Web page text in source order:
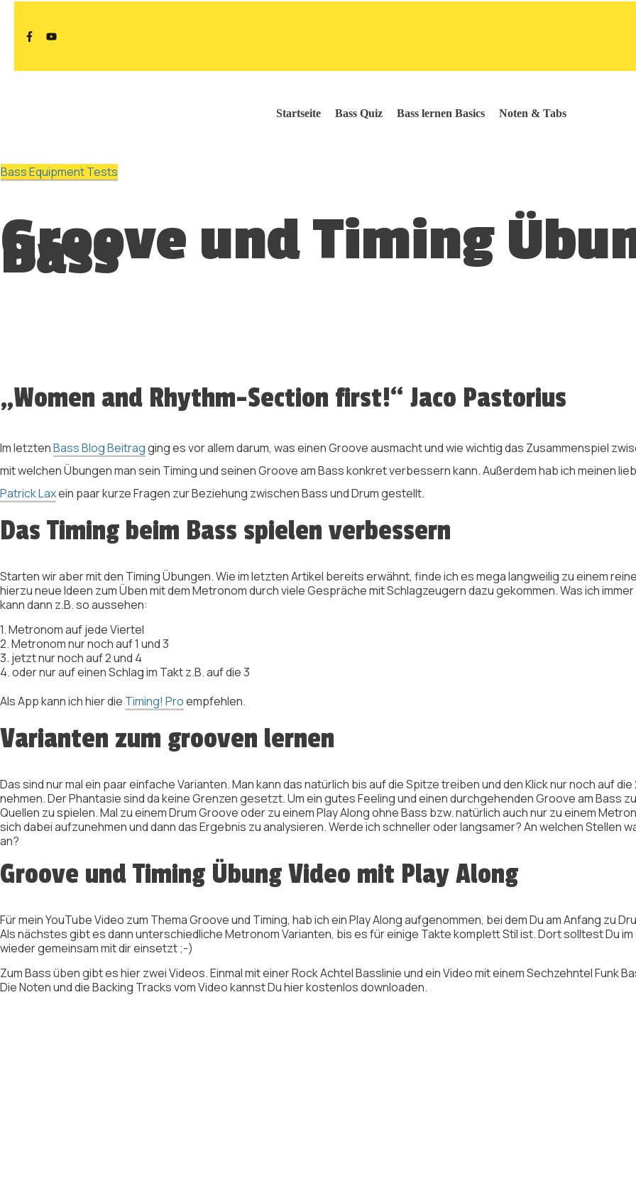
Startseite Bass Quiz Bass lernen Basics Noten & Tabs
Bass Equipment Tests
Groove und Timing
Bass
„Women and Rhythm-Section first!“ Jaco Pastorius
Im letztenBass Blog Beitragging es vor allem darum, was einen Groove ausmacht und wie wichtig das Zusammenspiel
mit welchen Übungen man sein Timing und seinen Groove am Bass konkret verbessern kann. Außerdem hab ich meinen
Patrick Laxein paar kurze Fragen zur Beziehung zwischen Bass und Drum gestellt.
Das Timing beim Bass spielen verbessern
Starten wir aber mit den Timing Übungen. Wie im letzten Artikel bereits erwähnt, finde ich es mega langweilig zu einem
hierzu neue Ideen zum Üben mit dem Metronom durch viele Gespräche mit Schlagzeugern dazu gekommen. Was ich
kann dann z.B. so aussehen:
1. Metronom auf jede Viertel
2. Metronom nur noch auf 1 und 3
3. jetzt nur noch auf 2 und 4
4. oder nur auf einen Schlag im Takt z.B. auf die 3
Als App kann ich hier die Timing! Proempfehlen.
Varianten zum grooven lernen
Das sind nur mal ein paar einfache Varianten. Man kann das natürlich bis auf die Spitze treiben und den Klick nur noch auf
nehmen. Der Phantasie sind da keine Grenzen gesetzt. Um ein gutes Feeling und einen durchgehenden Groove am Bass
Quellen zu spielen. Mal zu einem Drum Groove oder zu einem Play Along ohne Bass bzw. natürlich auch nur zu einem
sich dabei aufzunehmen und dann das Ergebnis zu analysieren. Werde ich schneller oder langsamer? An welchen
an?
Groove und Timing Übung Video mit Play Along
Für mein YouTube Video zum Thema Groove und Timing, hab ich ein Play Along aufgenommen, bei dem Du am Anfang zu
Als nächstes gibt es dann unterschiedliche Metronom Varianten, bis es für einige Takte komplett Stil ist. Dort solltest Du
wieder gemeinsam mit dir einsetzt ;-)
Zum Bass üben gibt es hier zwei Videos. Einmal mit einer Rock Achtel Basslinie und ein Video mit einem Sechzehntel Funk
Die Noten und die Backing Tracks vom Video kannst Du hier kostenlos downloaden.